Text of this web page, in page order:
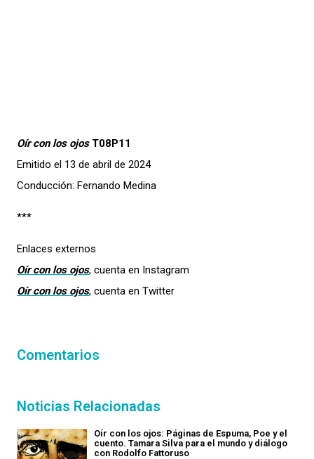
Oír con los ojos T08P11
Emitido el 13 de abril de 2024
Conducción: Fernando Medina
***
Enlaces externos
Oír con los ojos, cuenta en Instagram
Oír con los ojos, cuenta en Twitter
Comentarios
Noticias Relacionadas
Oír con los ojos: Páginas de Espuma, Poe y el
cuento. Tamara Silva para el mundo y diálogo
con Rodolfo Fattoruso